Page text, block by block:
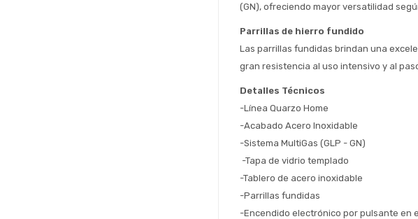
(GN), ofreciendo mayor versatilidad
Parrillas de hierro fundido
Las parrillas fundidas brindan una
gran resistencia al uso intensivo y al
Detalles Técnicos
-Línea Quarzo Home
-Acabado Acero Inoxidable
-Sistema MultiGas (GLP - GN)
-Tapa de vidrio templado
-Tablero de acero inoxidable
-Parrillas fundidas
-Encendido electrónico por pulsante en
Celular
Estás calificado para comprar usando Pago
¡Tenés
Parece